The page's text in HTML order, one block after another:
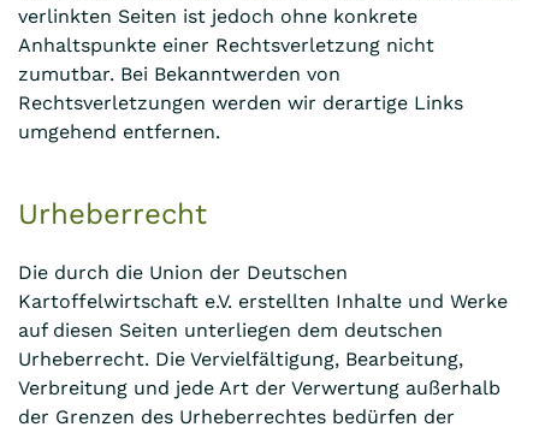
verlinkten Seiten ist jedoch ohne konkrete
Anhaltspunkte einer Rechtsverletzung nicht
zumutbar. Bei Bekanntwerden von
Rechtsverletzungen werden wir derartige Links
umgehend entfernen.
Urheberrecht
Die durch die Union der Deutschen
Kartoffelwirtschaft e.V. erstellten Inhalte und Werke
auf diesen Seiten unterliegen dem deutschen
Urheberrecht. Die Vervielfältigung, Bearbeitung,
Verbreitung und jede Art der Verwertung außerhalb
der Grenzen des Urheberrechtes bedürfen der